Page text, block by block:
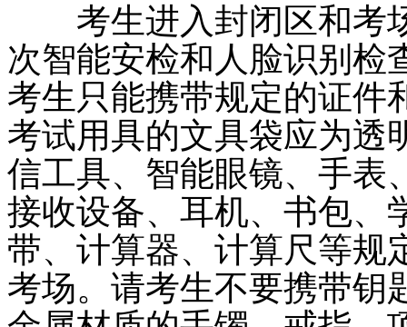
考生进入封闭区和考
次智能安检和人脸识别检
考生只能携带规定的证件
考试用具的文具袋应为透
信工具、智能眼镜、手表
接收设备、耳机、书包、
带、计算器、计算尺等规
考场。请考生不要携带钥